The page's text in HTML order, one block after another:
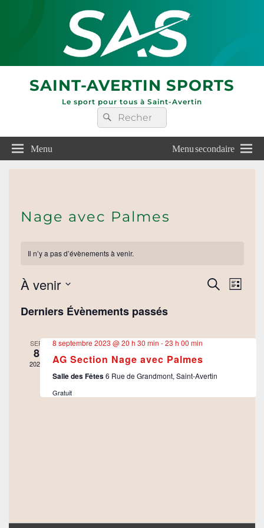
SAINT-AVERTIN SPORTS
Le sport pour tous à Saint-Avertin
Recherche :
Rechercher
Menu Menu secondaire
Nage avec Palmes
Il n’y a pas d’évènements à venir.
Recherche
Recherche
de
Liste
À venir
une
Derniers Évènements passés
SEP
8
2023
8 septembre 2023 @ 20 h 30 min -23 h 00 min
AG Section Nage avec Palmes
Salle des Fêtes6 Rue de Grandmont, Saint-Avertin
Gratuit